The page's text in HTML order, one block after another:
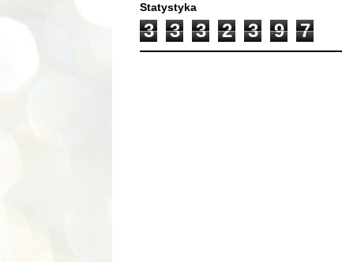
Statystyka
3 3 3 2 3 9 7